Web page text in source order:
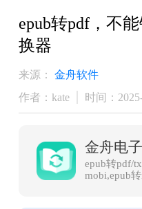
epub转pdf，不
换器
来源：
金舟软件
作者：kate
时间：
金舟电
epub转pdf/
mobi,epub